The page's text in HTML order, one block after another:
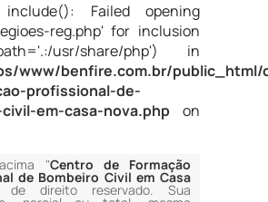
Failed opening
reg.php' for inclusion
usr/share/php') in
www/benfire.com.br/public_html/
profissional-de-
em-casa-nova.phpon
"Centro de Formação
de Bombeiro Civil em Casa
direito reservado. Sua